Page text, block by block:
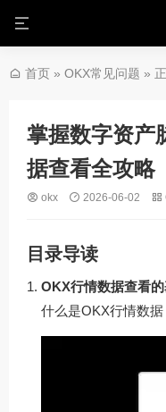
首页 » OKX常见问题 »
掌握数字资产
据查看全攻略
okx 2026-06-02
目录导读
OKX行情数据查看
什么是OKX行情数